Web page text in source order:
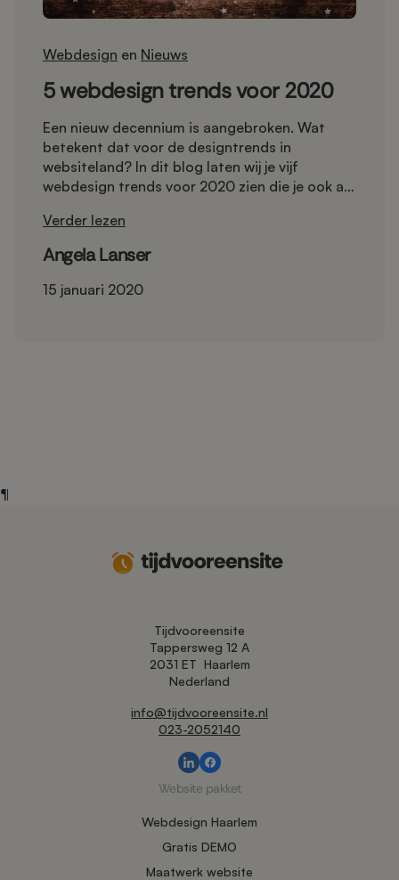
Webdesign en Nieuws
5 webdesign trends voor 2020
Een nieuw decennium is aangebroken. Wat
betekent dat voor de designtrends in
websiteland? In dit blog laten wij je vijf
webdesign trends voor 2020 zien die je ook als
website.
Verder lezen
Angela Lanser
15 januari 2020
¶
Tijdvooreensite
Tappersweg 12 A
2031 ET Haarlem
Nederland
info@tijdvooreensite.nl
023-2052140
Website pakket
Webdesign Haarlem
Gratis DEMO
Maatwerk website